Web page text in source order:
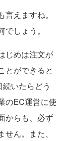
えますね。
しょう。
じめは注文が
とができると
いたらどう
のEC運営に使
からも、必ず
ん。また、